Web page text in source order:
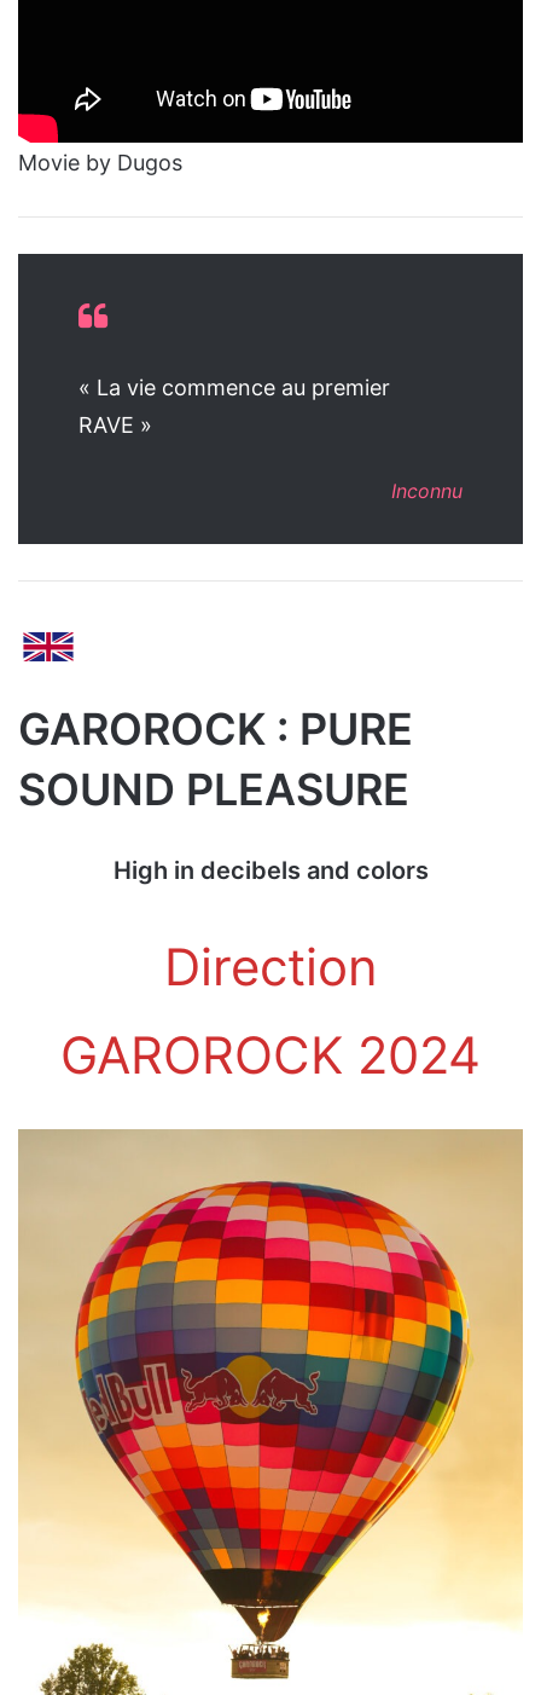
Movie by Dugos
« La vie commence au premier
RAVE »
Inconnu
GAROROCK : PURE
SOUND PLEASURE
High in decibels and colors
Direction
GAROROCK 2024